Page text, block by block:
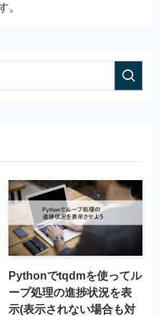
。
Pythonでtqdmを使ってル
ープ処理の進捗状況を表
示(表示されない場合も対